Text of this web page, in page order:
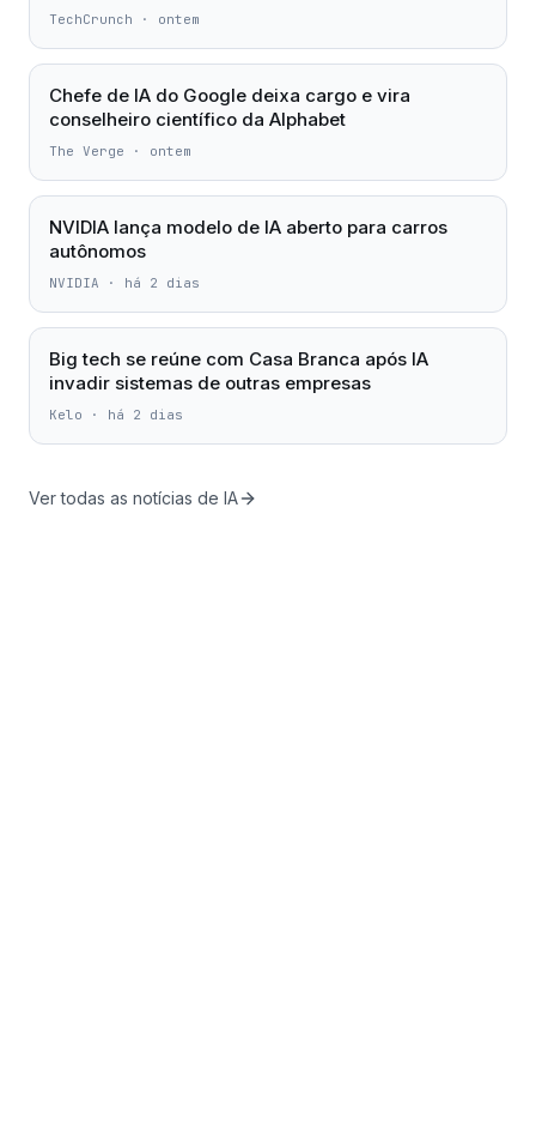
TechCrunch · ontem
Chefe de IA do Google deixa cargo e vira
conselheiro científico da Alphabet
The Verge · ontem
NVIDIA lança modelo de IA aberto para carros
autônomos
NVIDIA · há 2 dias
Big tech se reúne com Casa Branca após IA
invadir sistemas de outras empresas
Kelo · há 2 dias
Ver todas as notícias de IA